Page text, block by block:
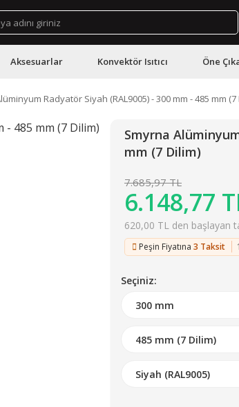
Aksesuarlar Konvektör Isıtıcı Öne
Radyatör Siyah (RAL9005) - 300 mm - 485 mm (7
Smyrna
mm (7 Dilim)
7.685,97 TL
6.148,77
620,00 TL den başlayan
Peşin Fiyatına 3 Taksit
Seçiniz: